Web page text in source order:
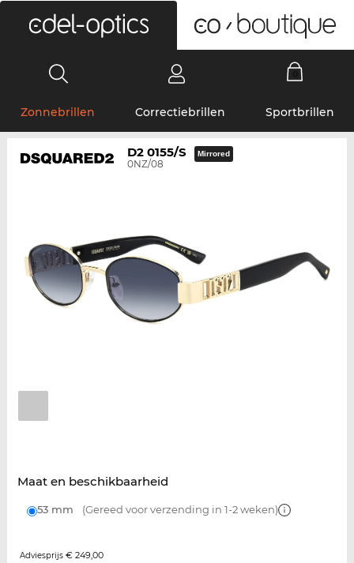
Zonnebrillen Correctiebrillen Sportbrillen
D2 0155/S
0NZ/08
Mirrored
Maat en beschikbaarheid
53 mm (Gereed voor verzending in 1-2 weken)
Adviesprijs € 249,00